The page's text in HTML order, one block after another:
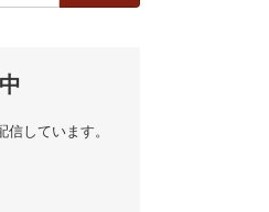
しています。